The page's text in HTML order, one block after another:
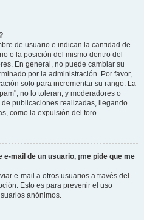
de usuario e indican la cantidad de
o la posición del mismo dentro del
En general, no puede cambiar su
por la administración. Por favor,
solo para incrementar su rango. La
no lo toleran, y moderadores o
publicaciones realizadas, llegando
como la expulsión del foro.
mail de un usuario, ¡me pide que me
e-mail a otros usuarios a través del
Esto es para prevenir el uso
anónimos.